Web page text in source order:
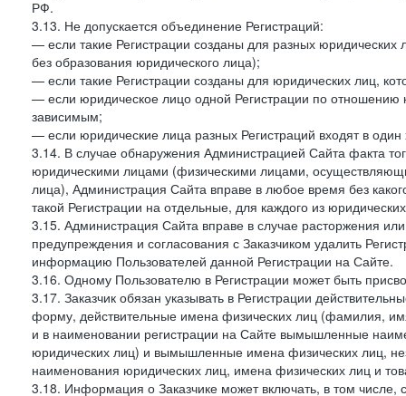
РФ.
3.13. Не допускается объединение Регистраций:
— если такие Регистрации созданы для разных
без образования юридического лица);
— если такие Регистрации созданы для юридических лиц,
— если юридическое лицо одной Регистрации по отношению
зависимым;
— если юридические лица разных Регистраций входят в
3.14. В случае обнаружения Администрацией Сайта факта
юридическими лицами (физическими лицами,
лица), Администрация Сайта вправе в любое время без
такой Регистрации на отдельные, для каждого из
3.15. Администрация Сайта вправе в случае расторжения
предупреждения и согласования с Заказчиком удалить
информацию Пользователей данной Регистрации на Сайте.
3.16. Одному Пользователю в Регистрации может быть
3.17. Заказчик обязан указывать в Регистрации
форму, действительные имена физических лиц (фамилия,
и в наименовании регистрации на Сайте вымышленные
юридических лиц) и вымышленные имена физических лиц,
наименования юридических лиц, имена физических лиц и
3.18. Информация о Заказчике может включать, в том